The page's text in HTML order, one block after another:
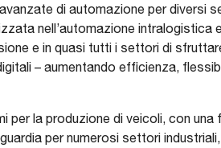
di automazione per diversi
nell’automazione intralogistica
e in quasi tutti i settori di
– aumentando efficienza,
la produzione di veicoli, con una
per numerosi settori